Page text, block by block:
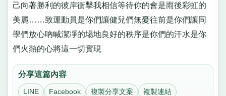
己向著勝利的彼岸衝擊我相信等待你的會是雨後彩虹的
美麗……致運動員是你們讓健兒們無憂往前是你們讓同
學們放心吶喊潔凈的場地良好的秩序是你們的汗水是你
們火熱的心將這一切實現
分享這篇內容
LINE Facebook 複製分享文案 複製連結